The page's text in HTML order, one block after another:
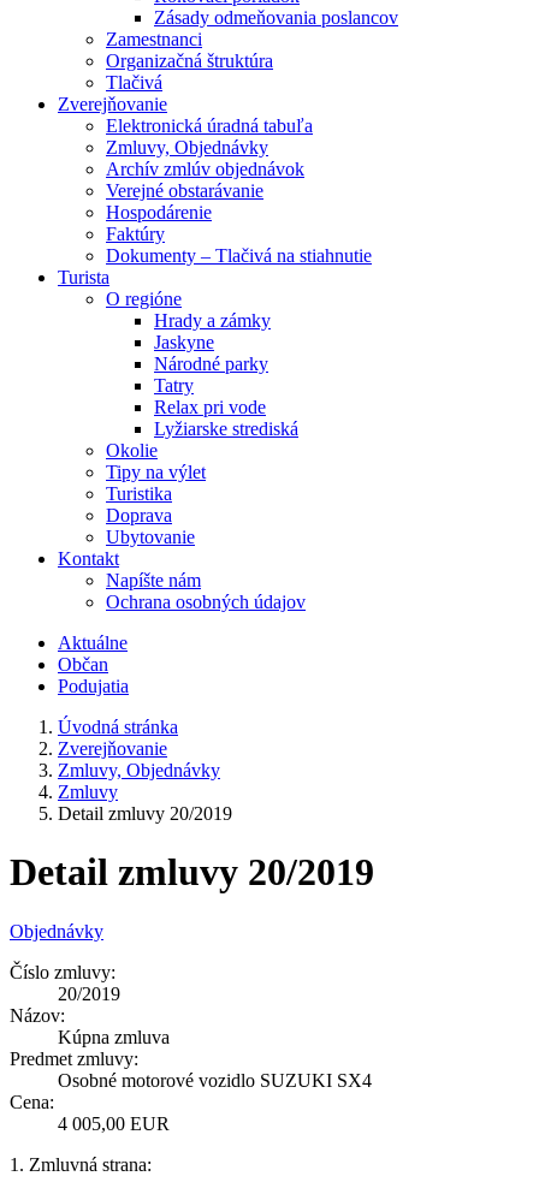
Zásady odmeňovania poslancov
Zamestnanci
Organizačná štruktúra
Tlačivá
Zverejňovanie
Elektronická úradná tabuľa
Zmluvy, Objednávky
Archív zmlúv objednávok
Verejné obstarávanie
Hospodárenie
Faktúry
Dokumenty – Tlačivá na stiahnutie
Turista
O regióne
Hrady a zámky
Jaskyne
Národné parky
Tatry
Relax pri vode
Lyžiarske strediská
Okolie
Tipy na výlet
Turistika
Doprava
Ubytovanie
Kontakt
Napíšte nám
Ochrana osobných údajov
Aktuálne
Občan
Podujatia
Úvodná stránka
Zverejňovanie
Zmluvy, Objednávky
Zmluvy
Detail zmluvy 20/2019
Detail zmluvy 20/2019
Objednávky
Číslo zmluvy:
20/2019
Názov:
Kúpna zmluva
Predmet zmluvy:
Osobné motorové vozidlo SUZUKI SX4
Cena:
4 005,00 EUR
1. Zmluvná strana: